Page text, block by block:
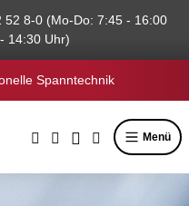
52 8-0 (Mo-Do: 7:45 - 16:00
14:30 Uhr)
Spanntechnik
Menü